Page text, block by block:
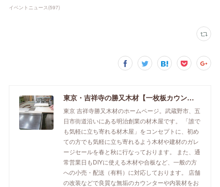
イベントニュース(597)
東京・吉祥寺の勝又木材【一枚板カウンター】
東京 吉祥寺勝又木材のホームページ。武蔵野市、五
日市街道沿いにある明治創業の材木屋です。 「誰で
も気軽に立ち寄れる材木屋」をコンセプトに、初め
ての方でも気軽に立ち寄れるよう木材や建材のガレ
ージセールを春と秋に行なっております。 また、通
常営業日もDIYに使える木材や合板など、一般の方
への小売・配送（有料）に対応しております。 店舗
の改装などで良質な無垢のカウンターや内装材をお